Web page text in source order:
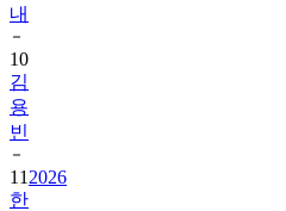
내
10
김
용
빈
11 2026
한